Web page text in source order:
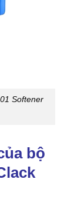
Softener
bộ